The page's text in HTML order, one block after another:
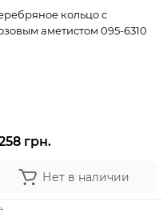
кольцо с
аметистом 095-6310
грн.
Нет в наличии